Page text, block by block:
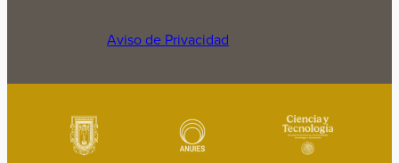
Aviso de Privacidad